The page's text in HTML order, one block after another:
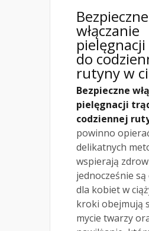
Bezpieczne
włączanie
do
rutyny w
Bezpieczne
pielęgnacji
codziennej
powinno
delikatnych
wspierają
jednocześnie
dla kobiet w
kroki obejmują
mycie twarzy